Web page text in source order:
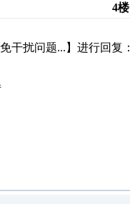
4楼
扰问题...】进行回复：